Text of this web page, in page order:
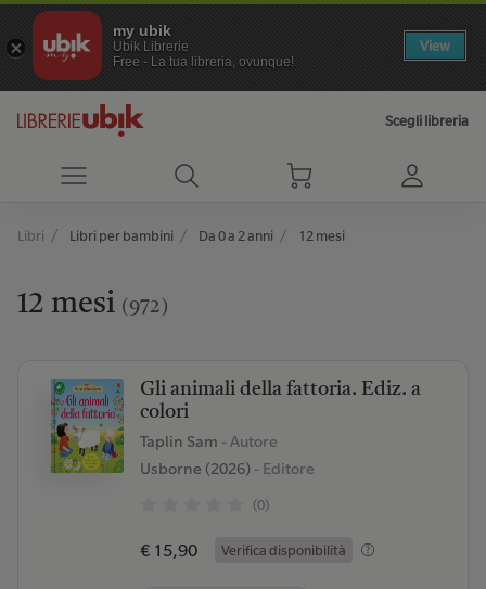
my ubik
Ubik Librerie
Free - La tua libreria, ovunque!
View
Scegli libreria
Libri Libri per bambini Da 0 a 2 anni 12 mesi
12 mesi (972)
Gli animali della fattoria. Ediz. a
colori
Taplin Sam - Autore
Usborne (2026)- Editore
(0)
€ 15,90 Verifica disponibilità